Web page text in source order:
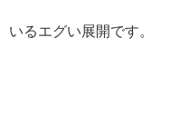
いるエグい展開です。